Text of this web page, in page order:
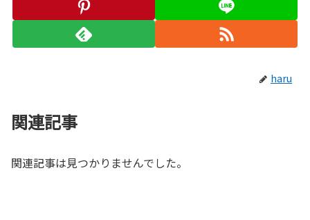
haru
関連記事
関連記事は見つかりませんでした。